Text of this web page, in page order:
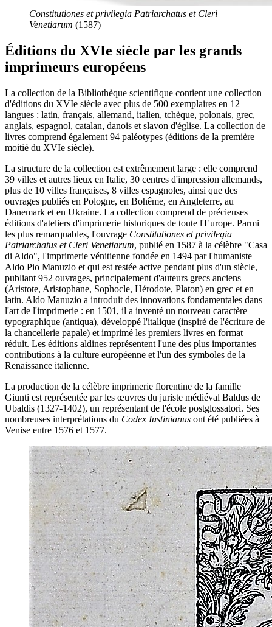
Constitutiones et privilegia Patriarchatus et Cleri
Venetiarum (1587)
Éditions du XVIe siècle par les grands
imprimeurs européens
La collection de la Bibliothèque scientifique contient une collection
d'éditions du XVIe siècle avec plus de 500 exemplaires en 12
langues : latin, français, allemand, italien, tchèque, polonais, grec,
anglais, espagnol, catalan, danois et slavon d'église. La collection de
livres comprend également 94 paléotypes (éditions de la première
moitié du XVIe siècle).
La structure de la collection est extrêmement large : elle comprend
39 villes et autres lieux en Italie, 30 centres d'impression allemands,
plus de 10 villes françaises, 8 villes espagnoles, ainsi que des
ouvrages publiés en Pologne, en Bohême, en Angleterre, au
Danemark et en Ukraine. La collection comprend de précieuses
éditions d'ateliers d'imprimerie historiques de toute l'Europe. Parmi
les plus remarquables, l'ouvrage Constitutiones et privilegia
Patriarchatus et Cleri Venetiarum, publié en 1587 à la célèbre "Casa
di Aldo", l'imprimerie vénitienne fondée en 1494 par l'humaniste
Aldo Pio Manuzio et qui est restée active pendant plus d'un siècle,
publiant 952 ouvrages, principalement d'auteurs grecs anciens
(Aristote, Aristophane, Sophocle, Hérodote, Platon) en grec et en
latin. Aldo Manuzio a introduit des innovations fondamentales dans
l'art de l'imprimerie : en 1501, il a inventé un nouveau caractère
typographique (antiqua), développé l'italique (inspiré de l'écriture de
la chancellerie papale) et imprimé les premiers livres en format
réduit. Les éditions aldines représentent l'une des plus importantes
contributions à la culture européenne et l'un des symboles de la
Renaissance italienne.
La production de la célèbre imprimerie florentine de la famille
Giunti est représentée par les œuvres du juriste médiéval Baldus de
Ubaldis (1327-1402), un représentant de l'école postglossatori. Ses
nombreuses interprétations du Codex Iustinianus ont été publiées à
Venise entre 1576 et 1577.